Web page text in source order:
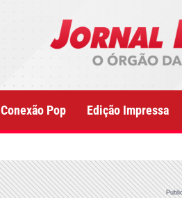
Conexão Pop Edição Impressa